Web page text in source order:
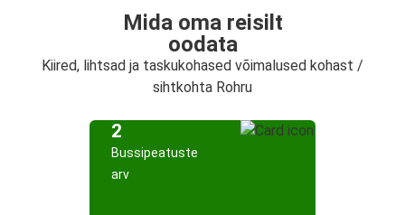
Mida oma reisilt
oodata
Kiired, lihtsad ja taskukohased võimalused kohast /
sihtkohta Rohru
2
Bussipeatuste
arv